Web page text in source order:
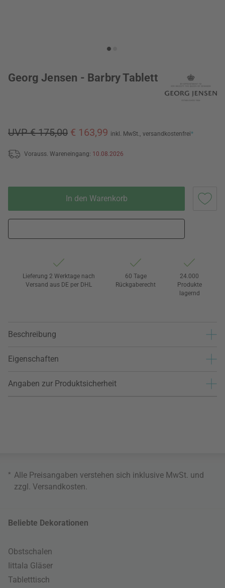
Georg Jensen - Barbry Tablett
UVP € 175,00 € 163,99 inkl. MwSt., versandkostenfrei*
Vorauss. Wareneingang: 10.08.2026
In den Warenkorb
Lieferung 2 Werktage nach
Versand aus DE per DHL
60 Tage
Rückgaberecht
24.000
Produkte
lagernd
Beschreibung
Eigenschaften
Angaben zur Produktsicherheit
* Alle Preisangaben verstehen sich inklusive MwSt. und
zzgl. Versandkosten
Beliebte Dekorationen
Obstschalen
Iittala Gläser
Tabletttisch